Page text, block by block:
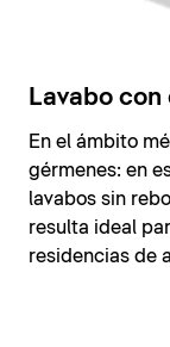
Lavabo con
En el ámbito
gérmenes: en
lavabos sin
resulta ideal
residencias de